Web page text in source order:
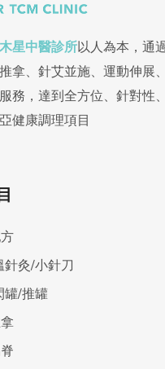
星中醫診所以人為本，通
拿、針艾並施、運動伸展
務，達到全方位、針對性
健康調理項目
針灸/小針刀
罐/推罐